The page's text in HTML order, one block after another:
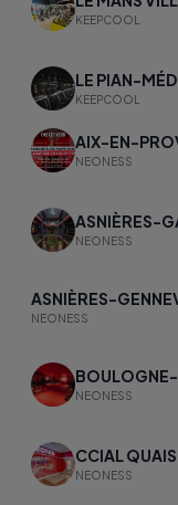
KEEPCOOL
LE PIAN-
KEEPCOOL
AIX-EN-
NEONESS
ASNIÈRES-
NEONESS
ASNIÈRES-
NEONESS
NEONESS
CCIAL QUAIS
NEONESS